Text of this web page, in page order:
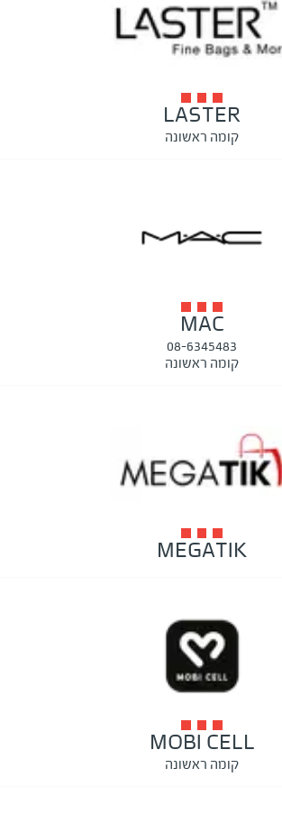
LASTER
קומה ראשונה
MAC
08-6345483
קומה ראשונה
MEGATIK
MOBI CELL
קומה ראשונה